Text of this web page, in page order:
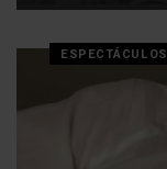
ESPECTÁCULOS